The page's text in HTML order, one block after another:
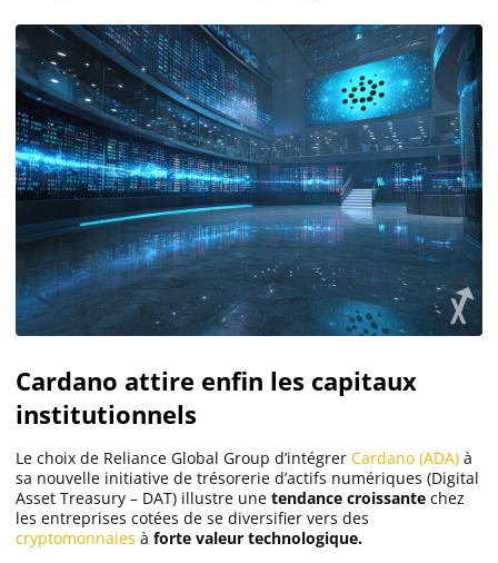
Cardano attire enfin les capitaux
institutionnels
Le choix de Reliance Global Group d’intégrer Cardano (ADA) à
sa nouvelle initiative de trésorerie d’actifs numériques (Digital
Asset Treasury – DAT) illustre une tendance croissante chez
les entreprises cotées de se diversifier vers des
cryptomonnaies à forte valeur technologique.